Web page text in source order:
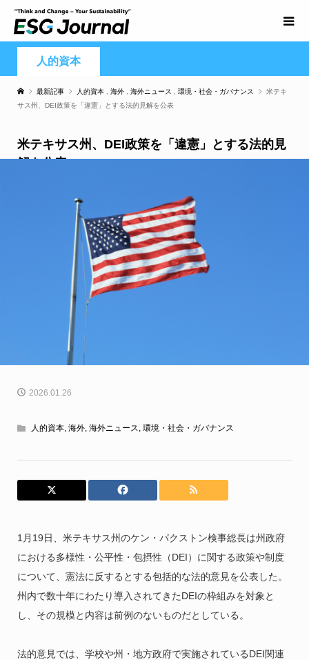
人的資本
最新記事 人的資本 海外 海外ニュース 環境・社会・ガバナンス
米テキ
サス州、DEI政策を「違憲」とする法的見解を公表
米テキサス州、DEI政策を「違憲」とする法的見
解を公表
2026.01.26
人的資本, 海外, 海外ニュース 環境・社会・ガバナンス
1月19日、米テキサス州のケン・パクストン検事総長は州政府
における多様性・公平性・包摂性（DEI）に関する政策や制度
について、憲法に反するとする包括的な法的意見を公表した。
州内で数十年にわたり導入されてきたDEIの枠組みを対象と
し、その規模と内容は前例のないものだとしている。
法的意見では、学校や州・地方政府で実施されているDEI関連